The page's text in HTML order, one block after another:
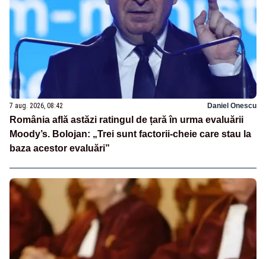
7 aug. 2026, 08:42 Daniel Onescu
România află astăzi ratingul de țară în urma evaluării
Moody’s. Bolojan: „Trei sunt factorii-cheie care stau la
baza acestor evaluări”